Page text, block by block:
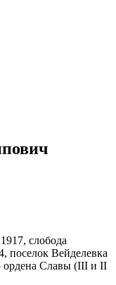
слобода
поселок Вейделевка
ордена Славы (III и II